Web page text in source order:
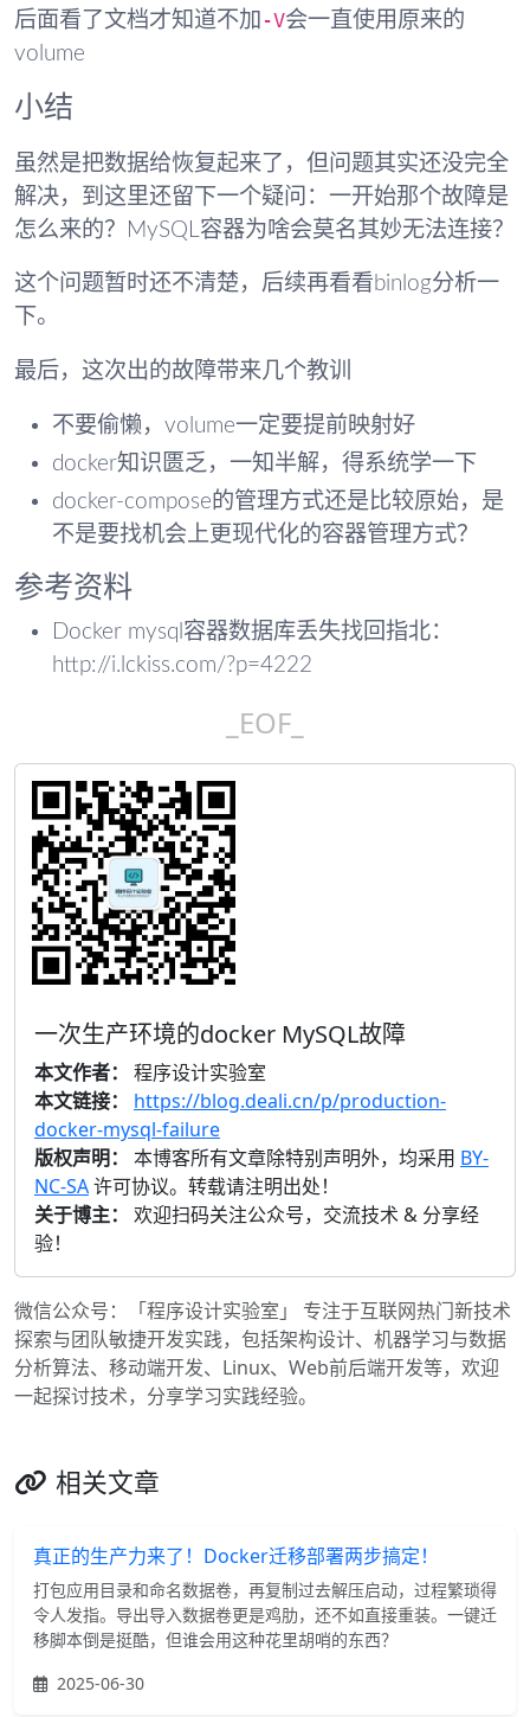
后面看了文档才知道不加 -V会一直使用原来的
volume
小结
虽然是把数据给恢复起来了，但问题其实还没完全
解决，到这里还留下一个疑问：一开始那个故障是
怎么来的？MySQL容器为啥会莫名其妙无法连接？
这个问题暂时还不清楚，后续再看看binlog分析一
下。
最后，这次出的故障带来几个教训
不要偷懒，volume一定要提前映射好
docker知识匮乏，一知半解，得系统学一下
docker-compose的管理方式还是比较原始，是
不是要找机会上更现代化的容器管理方式？
参考资料
Docker mysql容器数据库丢失找回指北：
http://i.lckiss.com/?p=4222
_EOF_
一次生产环境的docker MySQL故障
本文作者：
程序设计实验室
本文链接：
https://blog.deali.cn/p/production-
docker-mysql-failure
版权声明：
本博客所有文章除特别声明外，均采用 BY-
NC-SA许可协议。转载请注明出处！
关于博主：
欢迎扫码关注公众号，交流技术 & 分享经
验！
微信公众号：「程序设计实验室」 专注于互联网热门新技术
探索与团队敏捷开发实践，包括架构设计、机器学习与数据
分析算法、移动端开发、Linux、Web前后端开发等，欢迎
一起探讨技术，分享学习实践经验。
相关文章
真正的生产力来了！Docker迁移部署两步搞定！
打包应用目录和命名数据卷，再复制过去解压启动，过程繁琐得
令人发指。导出导入数据卷更是鸡肋，还不如直接重装。一键迁
移脚本倒是挺酷，但谁会用这种花里胡哨的东西？
2025-06-30